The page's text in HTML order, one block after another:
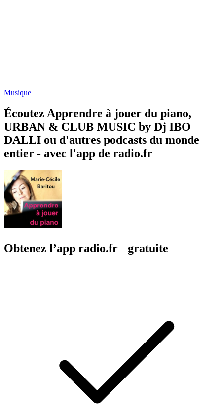
Musique
Écoutez Apprendre à jouer du piano,
URBAN & CLUB MUSIC by Dj IBO
DALLI ou d'autres podcasts du monde
entier - avec l'app de radio.fr
Obtenez l’app radio.fr gratuite